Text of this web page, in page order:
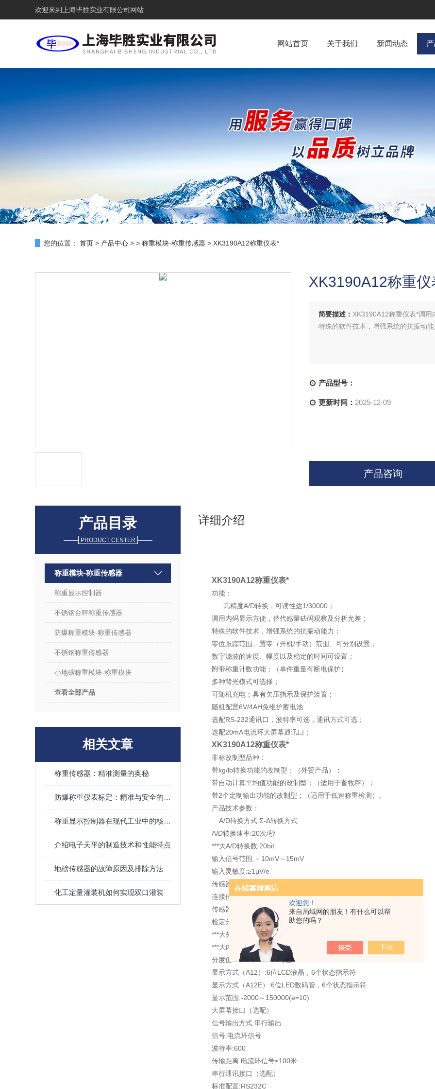
欢迎您！
来自局域网的朋友！有什么可以帮
助您的吗？
欢迎来到 上海毕胜实业有限公司网站
网站首页 关于我们 新闻动态
您的位置： 首页 > 产品中心 > > 称重模块-称重传感器 > XK3190A12称重仪表*
XK3190A12称重仪
简要描述： XK3190A12称重仪表*调
特殊的软件技术，增强系统的抗振动
产品型号：
更新时间： 2025-12-09
产品咨询
产品目录
PRODUCT CENTER
称重模块-称重传感器
称重显示控制器
不锈钢台秤称重传感器
防爆称重模块-称重传感器
不锈钢称重传感器
小地磅称重模块-称重模块
查看全部产品
相关文章
称重传感器：精准测量的奥秘
防爆称重仪表标定：精准与安全的保障之道
称重显示控制器在现代工业中的核心应用与价值
介绍电子天平的制造技术和性能特点
地磅传感器的故障原因及排除方法
化工定量灌装机如何实现双口灌装
详细介绍
XK3190A12称重仪表*
功能：
高精度A/D转换，可读性达1/30000；
调用内码显示方便，替代感量砝码观察及分析允差；
特殊的软件技术，增强系统的抗振动能力；
零位跟踪范围、置零（开机/手动）范围、可分别设置；
数字滤波的速度、幅度以及稳定的时间可设置；
附带称重计数功能；（单件重量有断电保护）
多种背光模式可选择；
可随机充电；具有欠压指示及保护装置；
随机配置6V/4AH免维护蓄电池
选配RS-232通讯口，波特率可选，通讯方式可选；
选配20mA电流环大屏幕通讯口；
XK3190A12称重仪表*
非标改制型品种：
带kg/lb转换功能的改制型；（外贸产品）；
带自动计算平均值功能的改制型；（适用于畜牧秤）；
带2个定制输出功能的改制型；（适用于低速称重检测）。
产品技术参数：
A/D转换方式:Σ-Δ转换方式
A/D转换速率:20次/秒
***大A/D转换数:20bit
输入信号范围:－10mV～15mV
输入灵敏度:≥1μV/e
传感器供桥电源 C5V；I≤150mA
连接传感器个数:可接4个350Ω的传感器
传感器连接方式:4线制
检定分度数:3000
***大外分度数:30,000
***大内分辨率:300,000
分度值:1/2/5/10/20/50可选
显示方式（A12）:6位LCD液晶，6个状态指示符
显示方式（A12E）:6位LED数码管，6个状态指示符
显示范围:-2000～150000(e=10)
大屏幕接口（选配）
信号输出方式:串行输出
信号:电流环信号
波特率:600
传输距离:电流环信号≤100米
串行通讯接口（选配）
标准配置:RS232C